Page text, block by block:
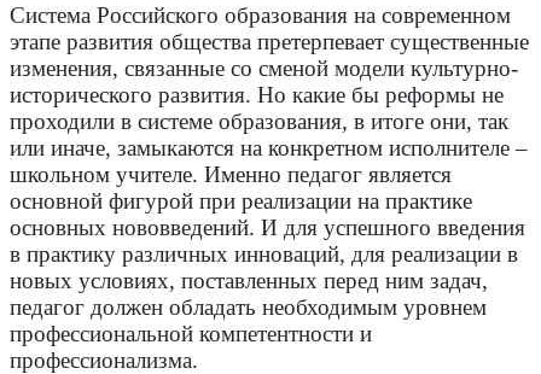
Система Российского образования на современном
этапе развития общества претерпевает существенные
изменения, связанные со сменой модели культурно-
исторического развития. Но какие бы реформы не
проходили в системе образования, в итоге они, так
или иначе, замыкаются на конкретном исполнителе –
школьном учителе. Именно педагог является
основной фигурой при реализации на практике
основных нововведений. И для успешного введения
в практику различных инноваций, для реализации в
новых условиях, поставленных перед ним задач,
педагог должен обладать необходимым уровнем
профессиональной компетентности и
профессионализма.